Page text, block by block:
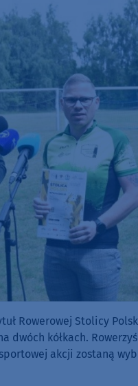
Rowerowej Stolicy
dwóch kółkach.
akcji zostaną